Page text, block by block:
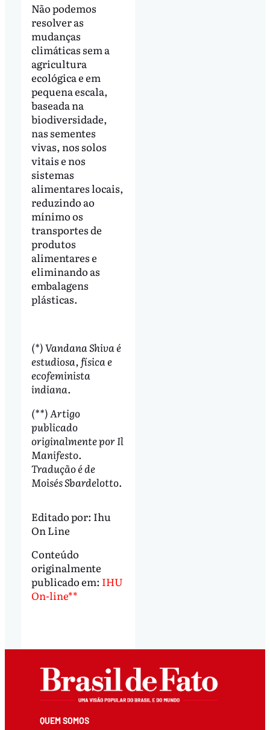
Não podemos
resolver as
mudanças
climáticas sem a
agricultura
ecológica e em
pequena escala,
baseada na
biodiversidade,
nas sementes
vivas, nos solos
vitais e nos
sistemas
alimentares locais,
reduzindo ao
mínimo os
transportes de
produtos
alimentares e
eliminando as
embalagens
plásticas.
(*) Vandana Shiva é
estudiosa, física e
ecofeminista
indiana.
(**) Artigo
publicado
originalmente por Il
Manifesto.
Tradução é de
Moisés Sbardelotto.
Editado por: Ihu
On Line
Conteúdo
originalmente
publicado em: IHU
On-line**
QUEM SOMOS